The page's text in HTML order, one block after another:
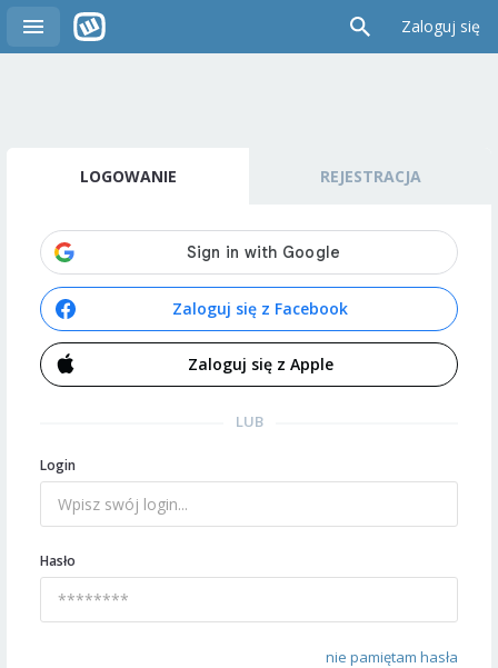
Zaloguj się
LOGOWANIE REJESTRACJA
Zaloguj się z Facebook
Zaloguj się z Apple
LUB
Login
Hasło
nie pamiętam hasła